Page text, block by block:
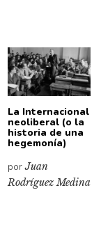
La Internacional
neoliberal (o la
historia de una
hegemonía)
porJuan
Rodríguez Medina